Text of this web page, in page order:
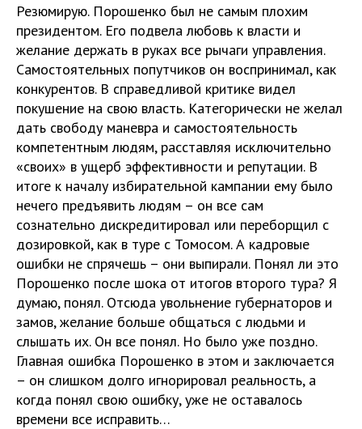
Резюмирую. Порошенко был не самым плохим
президентом. Его подвела любовь к власти и
желание держать в руках все рычаги управления.
Самостоятельных попутчиков он воспринимал, как
конкурентов. В справедливой критике видел
покушение на свою власть. Категорически не желал
дать свободу маневра и самостоятельность
компетентным людям, расставляя исключительно
«своих» в ущерб эффективности и репутации. В
итоге к началу избирательной кампании ему было
нечего предъявить людям – он все сам
сознательно дискредитировал или переборщил с
дозировкой, как в туре с Томосом. А кадровые
ошибки не спрячешь – они выпирали. Понял ли это
Порошенко после шока от итогов второго тура? Я
думаю, понял. Отсюда увольнение губернаторов и
замов, желание больше общаться с людьми и
слышать их. Он все понял. Но было уже поздно.
Главная ошибка Порошенко в этом и заключается
– он слишком долго игнорировал реальность, а
когда понял свою ошибку, уже не оставалось
времени все исправить…